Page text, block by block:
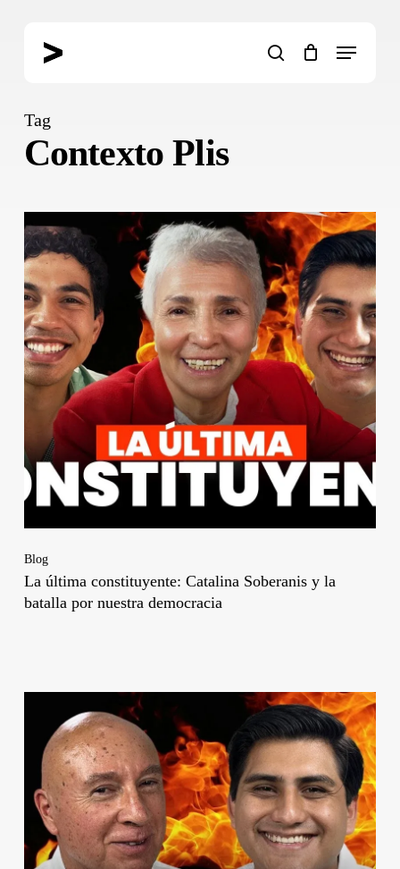
search
Menu
Tag
Contexto Plis
Blog
La última constituyente: Catalina Soberanis y la
batalla por nuestra democracia